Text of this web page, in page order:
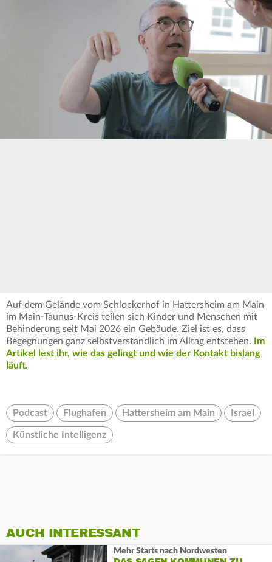
Auf dem Gelände vom Schlockerhof in Hattersheim am Main
im Main-Taunus-Kreis teilen sich Kinder und Menschen mit
Behinderung seit Mai 2026 ein Gebäude. Ziel ist es, dass
Begegnungen ganz selbstverständlich im Alltag entstehen.
Im
Artikel lest ihr, wie das gelingt und wie der Kontakt bislang
läuft.
Podcast Flughafen Hattersheim am Main Israel
Künstliche Intelligenz
AUCH INTERESSANT
Mehr Starts nach Nordwesten